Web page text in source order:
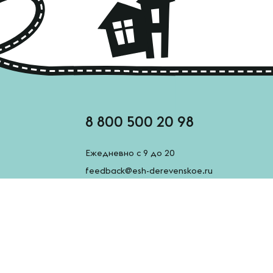
8 800 500 20 98
Ежедневно с 9 до 20
feedback@esh-derevenskoe.ru